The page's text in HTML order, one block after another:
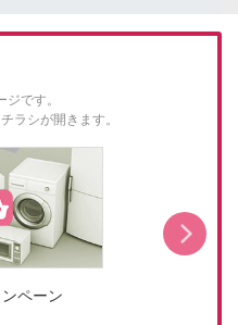
です。
ラシが開きます。
ペーン